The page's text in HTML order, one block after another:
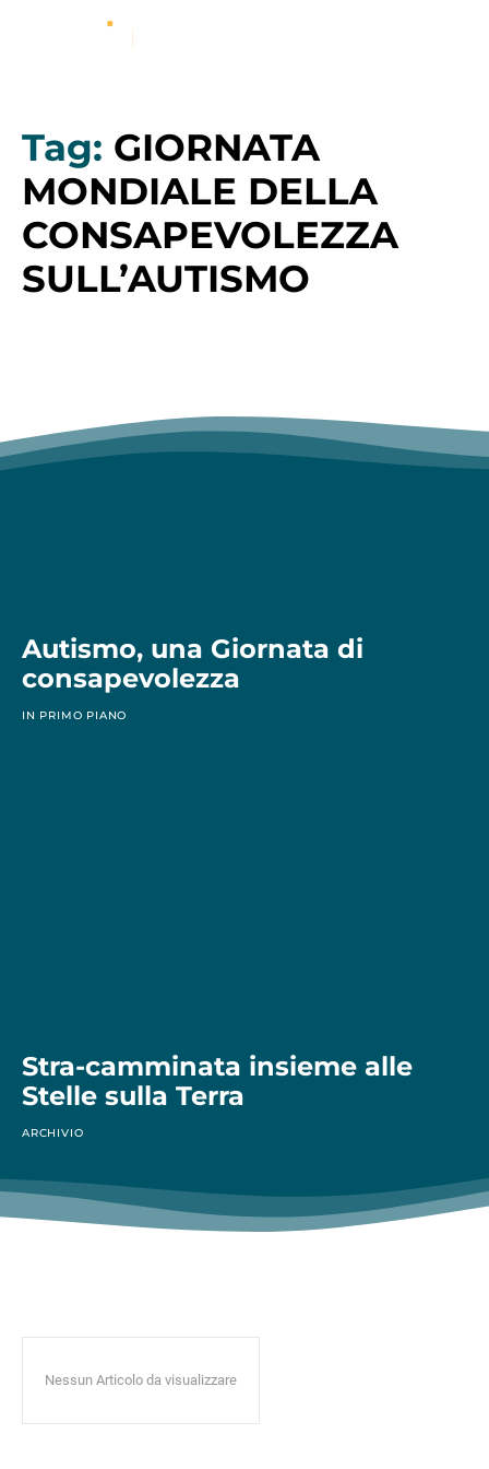
Tag: GIORNATA
MONDIALE DELLA
CONSAPEVOLEZZA
SULL’AUTISMO
Autismo, una Giornata di
consapevolezza
IN PRIMO PIANO
Stra-camminata insieme alle
Stelle sulla Terra
ARCHIVIO
Nessun Articolo da visualizzare